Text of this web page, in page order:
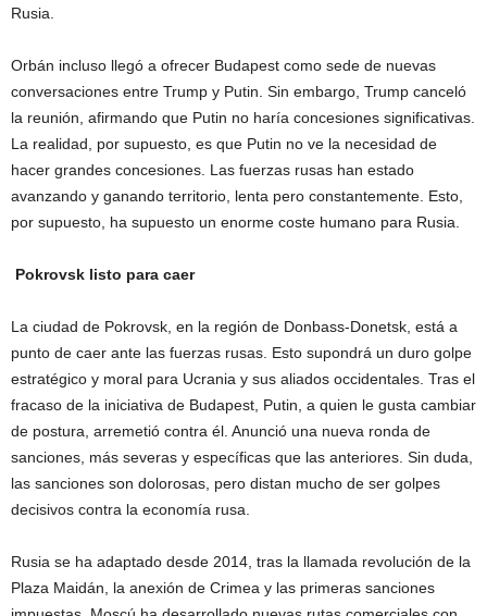
Rusia.
Orbán incluso llegó a ofrecer Budapest como sede de nuevas
conversaciones entre Trump y Putin. Sin embargo, Trump canceló
la reunión, afirmando que Putin no haría concesiones significativas.
La realidad, por supuesto, es que Putin no ve la necesidad de
hacer grandes concesiones. Las fuerzas rusas han estado
avanzando y ganando territorio, lenta pero constantemente. Esto,
por supuesto, ha supuesto un enorme coste humano para Rusia.
Pokrovsk listo para caer
La ciudad de Pokrovsk, en la región de Donbass-Donetsk, está a
punto de caer ante las fuerzas rusas. Esto supondrá un duro golpe
estratégico y moral para Ucrania y sus aliados occidentales. Tras el
fracaso de la iniciativa de Budapest, Putin, a quien le gusta cambiar
de postura, arremetió contra él. Anunció una nueva ronda de
sanciones, más severas y específicas que las anteriores. Sin duda,
las sanciones son dolorosas, pero distan mucho de ser golpes
decisivos contra la economía rusa.
Rusia se ha adaptado desde 2014, tras la llamada revolución de la
Plaza Maidán, la anexión de Crimea y las primeras sanciones